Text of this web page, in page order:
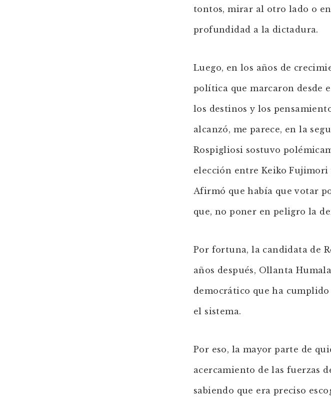
tontos, mirar al otro lado o
profundidad a la dictadura.
Luego, en los años de
política que marcaron desde
los destinos y los
alcanzó, me parece, en la
Rospigliosi sostuvo
elección entre Keiko
Afirmó que había que votar
que, no poner en peligro la
Por fortuna, la candidata de
años después, Ollanta
democrático que ha
el sistema.
Por eso, la mayor parte de
acercamiento de las fuerzas
sabiendo que era preciso